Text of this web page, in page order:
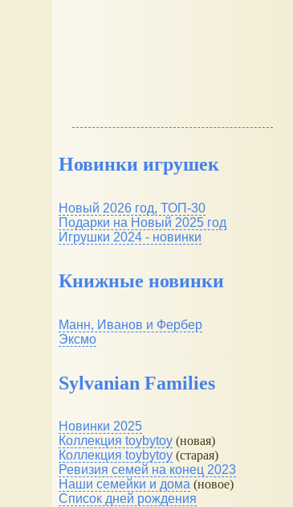
Новинки игрушек
Новый 2026 год, ТОП-30
Подарки на Новый 2025 год
Игрушки 2024 - новинки
Книжные новинки
Манн, Иванов и Фербер
Эксмо
Sylvanian Families
Новинки 2025
Коллекция toybytoy (новая)
Коллекция toybytoy (старая)
Ревизия семей на конец 2023
Наши семейки и дома (новое)
Список дней рождения